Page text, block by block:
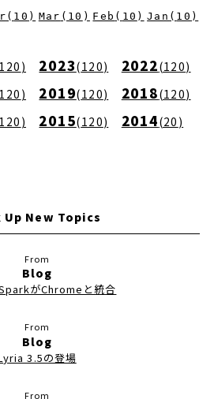
( 10 ) Mar ( 10 ) Feb ( 10 ) Jan ( 10 )
120 ) 2023(120) 2022(120)
120 ) 2019(120) 2018(120)
120 ) 2015(120) 2014(20 )
Up New Topics
Blog
がChromeと統合
Blog
3.5の登場